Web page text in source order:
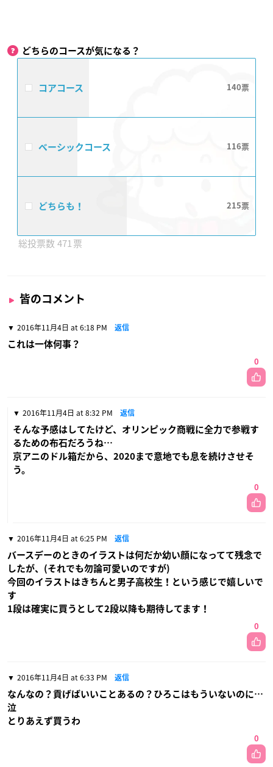
どちらのコースが気になる？
コアコース 140
ベーシックコース 116
どちらも！ 215
471
皆のコメント
2016年11月4日 at 6:18 PM 返信
これは一体何事？
0
2016年11月4日 at 8:32 PM 返信
そんな予感はしてたけど、オリンピック商戦に全力で参戦す
るための布石だろうね…
京アニのドル箱だから、2020まで意地でも息を続けさせそ
う。
0
2016年11月4日 at 6:25 PM 返信
バースデーのときのイラストは何だか幼い顔になってて残念で
したが、(それでも勿論可愛いのですが)
今回のイラストはきちんと男子高校生！という感じで嬉しいで
す
1段は確実に買うとして2段以降も期待してます！
0
2016年11月4日 at 6:33 PM 返信
なんなの？貢げばいいことあるの？ひろこはもういないのに…
泣
とりあえず買うわ
0